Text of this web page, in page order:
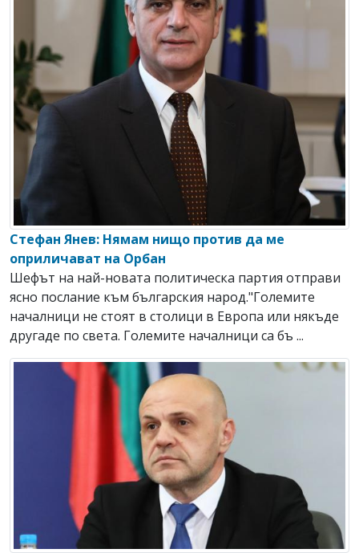
Стефан Янев: Нямам нищо против да ме
оприличават на Орбан
Шефът на най-новата политическа партия отправи
ясно послание към българския народ."Големите
началници не стоят в столици в Европа или някъде
другаде по света. Големите началници са бъ ...